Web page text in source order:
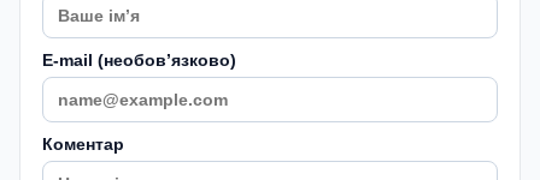
E-mail (необовʼязково)
Коментар